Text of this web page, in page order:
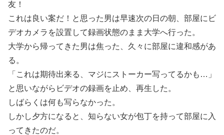
友！
これは良い案だ！と思った男は早速次の日の朝、部屋にビ
デオカメラを設置して録画状態のまま大学へ行った。
大学から帰ってきた男は焦った、久々に部屋に違和感があ
る。
「これは期待出来る、マジにストーカー写ってるかも…」
と思いながらビデオの録画を止め、再生した。
しばらくは何も写らなかった。
しかし夕方になると、知らない女が包丁を持って部屋に入
ってきたのだ。